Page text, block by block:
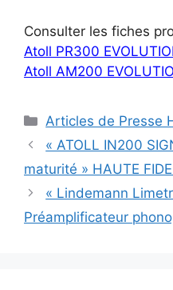
Consulter les fiches
Atoll PR300
Atoll AM200
Catégories
Articles de Presse
« ATOLL IN200
maturité » HAUTE
« Lindemann
Préamplificateur